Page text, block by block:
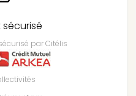
par Citélis